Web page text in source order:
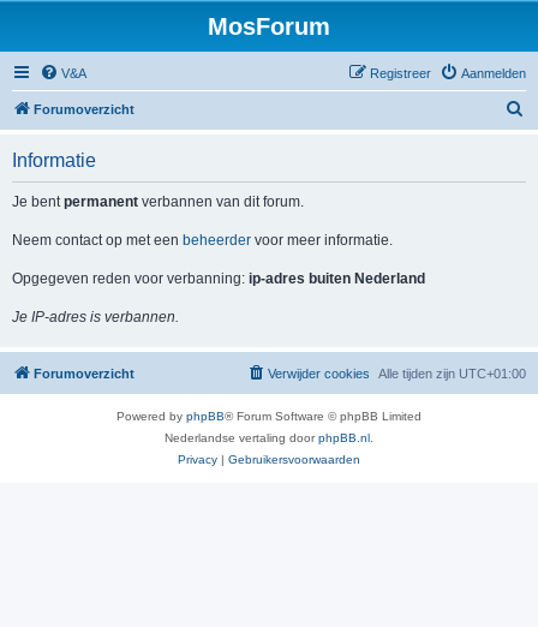
MosForum
V&A Aanmelden
Registreer
Forumoverzicht
Informatie
Je bentpermanent verbannen van dit forum.
Neem contact op met een beheerder voor meer informatie.
Opgegeven reden voor verbanning: ip-adres buiten Nederland
Je IP-adres is verbannen.
Forumoverzicht Alle tijden zijn UTC+01:00
Verwijder cookies
Powered by phpBB® Forum Software © phpBB Limited
Nederlandse vertaling doorphpBB.nl
Privacy | Gebruikersvoorwaarden